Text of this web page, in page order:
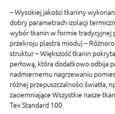
– Wysokiej jakości tkaniny
dobry parametrach izolacji
wybór tkanin w formie tradycyjnej
przekroju plastra miodu) –
struktur – Większość tkanin
perłową, która dodatkowo odbija
nadmiernemu nagrzewaniu
różnej przepuszczalności światła,
zaciemniające Wszystkie nasze
Tex Standard 100